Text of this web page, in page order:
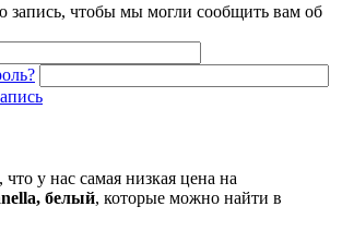
запись, чтобы мы могли сообщить вам об
у нас самая низкая цена на
белый, которые можно найти в